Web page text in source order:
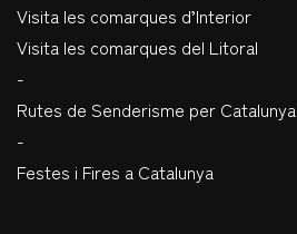
Visita les comarques d’Interior
Visita les comarques del Litoral
-
Rutes de Senderisme per Catalunya
-
Festes i Fires a Catalunya